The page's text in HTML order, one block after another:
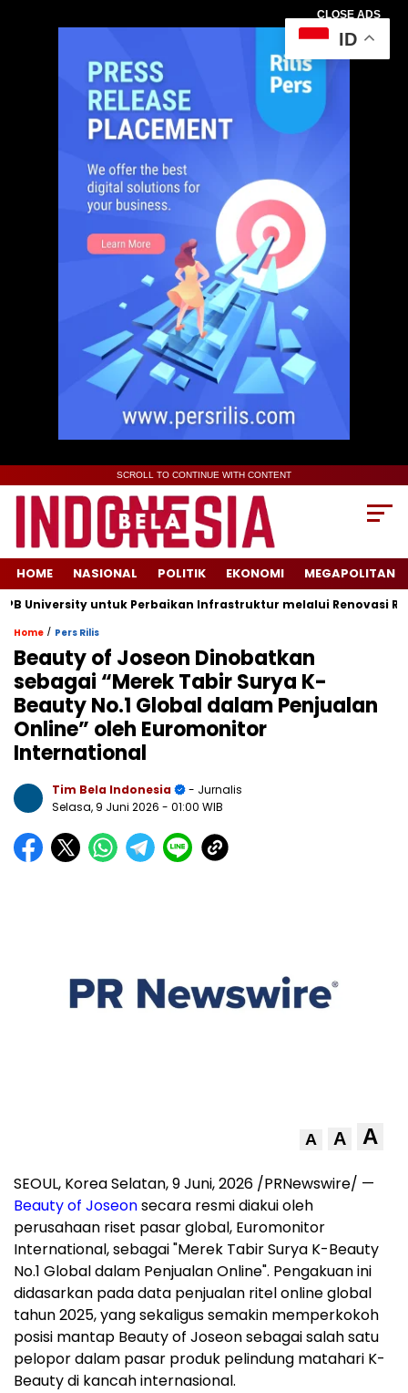
CLOSE ADS
SCROLL TO CONTINUE WITH CONTENT
HOME NASIONAL POLITIK EKONOMI MEGAPOLITAN
untuk Perbaikan Infrastruktur melalui Renovasi Ruang
Home / Pers Rilis
Beauty of Joseon Dinobatkan
sebagai “Merek Tabir Surya K-
Beauty No.1 Global dalam Penjualan
Online” oleh Euromonitor
International
Tim Bela Indonesia
- Jurnalis
Selasa, 9 Juni 2026 - 01:00 WIB
A A A
SEOUL, Korea Selatan,9 Juni, 2026 /PRNewswire/ —
Beauty of Joseonsecara resmi diakui oleh
perusahaan riset pasar global, Euromonitor
International, sebagai "Merek Tabir Surya K-Beauty
No.1 Global dalam Penjualan Online". Pengakuan ini
didasarkan pada data penjualan ritel online global
tahun 2025, yang sekaligus semakin memperkokoh
posisi mantap Beauty of Joseon sebagai salah satu
pelopor dalam pasar produk pelindung matahari K-
Beauty di kancah internasional.
ID